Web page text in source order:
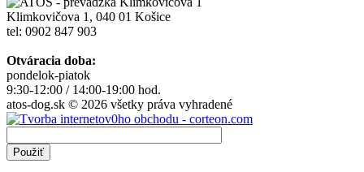
Klimkovičova 1, 040 01 Košice
tel: 0902 847 903
Otváracia doba:
pondelok-piatok
9:30-12:00 / 14:00-19:00 hod.
atos-dog.sk © 2026 všetky práva vyhradené